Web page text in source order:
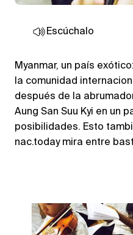
Escúchalo
Myanmar, un país
la comunidad
después de la
Aung San Suu Kyi en un
posibilidades. Esto
nac.today mira entre